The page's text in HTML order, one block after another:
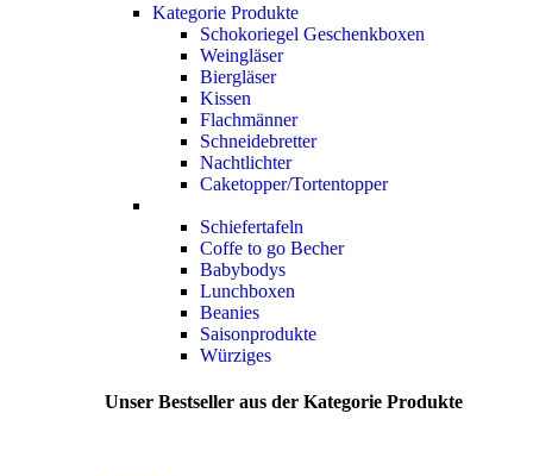
Kategorie Produkte
Schokoriegel Geschenkboxen
Weingläser
Biergläser
Kissen
Flachmänner
Schneidebretter
Nachtlichter
Caketopper/Tortentopper
Schiefertafeln
Coffe to go Becher
Babybodys
Lunchboxen
Beanies
Saisonprodukte
Würziges
Unser Bestseller aus der Kategorie Produkte